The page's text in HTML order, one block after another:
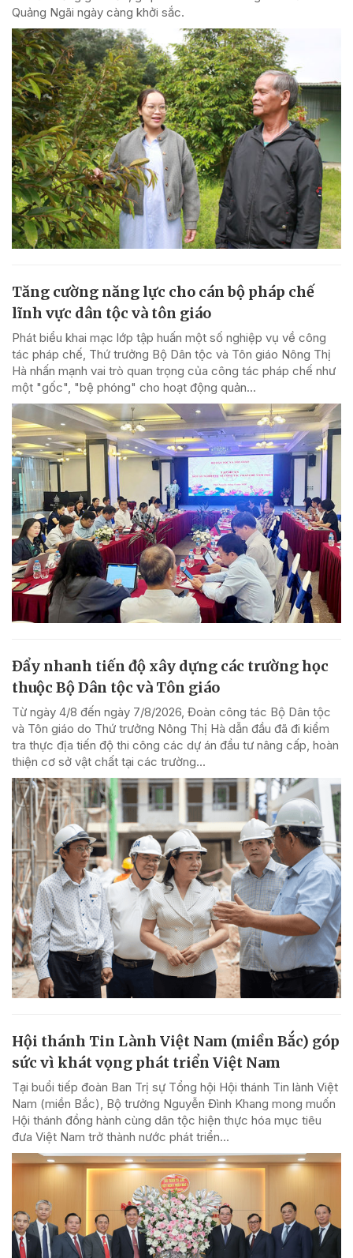
Quảng Ngãi ngày càng khởi sắc.
Tăng cường năng lực cho cán bộ pháp chế
lĩnh vực dân tộc và tôn giáo
Phát biểu khai mạc lớp tập huấn một số nghiệp vụ về công
tác pháp chế, Thứ trưởng Bộ Dân tộc và Tôn giáo Nông Thị
Hà nhấn mạnh vai trò quan trọng của công tác pháp chế như
một "gốc", "bệ phóng" cho hoạt động quản...
Đẩy nhanh tiến độ xây dựng các trường học
thuộc Bộ Dân tộc và Tôn giáo
Từ ngày 4/8 đến ngày 7/8/2026, Đoàn công tác Bộ Dân tộc
và Tôn giáo do Thứ trưởng Nông Thị Hà dẫn đầu đã đi kiểm
tra thực địa tiến độ thi công các dự án đầu tư nâng cấp, hoàn
thiện cơ sở vật chất tại các trường...
Hội thánh Tin Lành Việt Nam (miền Bắc) góp
sức vì khát vọng phát triển Việt Nam
Tại buổi tiếp đoàn Ban Trị sự Tổng hội Hội thánh Tin lành Việt
Nam (miền Bắc), Bộ trưởng Nguyễn Đình Khang mong muốn
Hội thánh đồng hành cùng dân tộc hiện thực hóa mục tiêu
đưa Việt Nam trở thành nước phát triển...